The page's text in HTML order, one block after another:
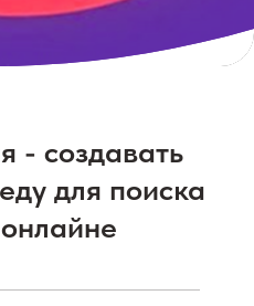
- создавать
для поиска